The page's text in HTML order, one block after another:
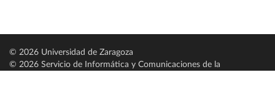
© 2026 Universidad de Zaragoza
© 2026 Servicio de Informática y Comunicaciones de la